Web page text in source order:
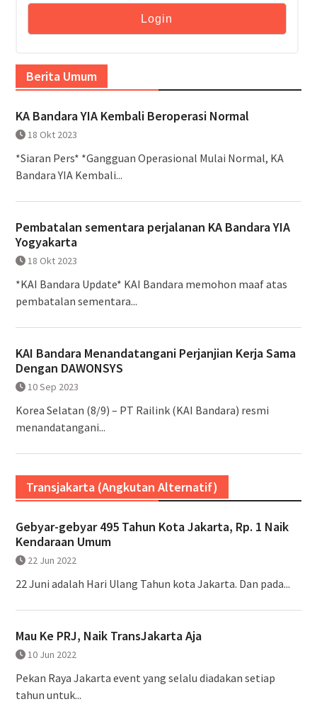
Berita Umum
KA Bandara YIA Kembali Beroperasi Normal
18 Okt 2023
*Siaran Pers* *Gangguan Operasional Mulai Normal, KA
Bandara YIA Kembali...
Pembatalan sementara perjalanan KA Bandara YIA
Yogyakarta
18 Okt 2023
*KAI Bandara Update* KAI Bandara memohon maaf atas
pembatalan sementara...
KAI Bandara Menandatangani Perjanjian Kerja Sama
Dengan DAWONSYS
10 Sep 2023
Korea Selatan (8/9) – PT Railink (KAI Bandara) resmi
menandatangani...
Transjakarta (Angkutan Alternatif)
Gebyar-gebyar 495 Tahun Kota Jakarta, Rp. 1 Naik
Kendaraan Umum
22 Jun 2022
22 Juni adalah Hari Ulang Tahun kota Jakarta. Dan pada...
Mau Ke PRJ, Naik TransJakarta Aja
10 Jun 2022
Pekan Raya Jakarta event yang selalu diadakan setiap
tahun untuk...